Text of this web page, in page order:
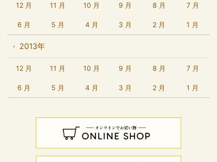
12 月 11 月 10 月 9 月 8 月 7 月
6 月 5 月 4 月 3 月 2 月 1 月
2013年
12 月 11 月 10 月 9 月 8 月 7 月
6 月 5 月 4 月 3 月 2 月 1 月